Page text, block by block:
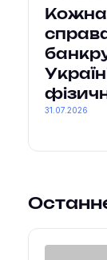
Кожна
31.07.2026